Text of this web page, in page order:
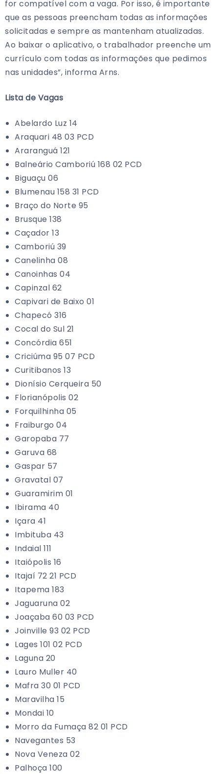
for compatível com a vaga. Por isso, é importante
que as pessoas preencham todas as informações
solicitadas e sempre as mantenham atualizadas.
Ao baixar o aplicativo, o trabalhador preenche um
currículo com todas as informações que pedimos
nas unidades”, informa Arns.
Lista de Vagas
Abelardo Luz 14
Araquari 48 03 PCD
Araranguá 121
Balneário Camboriú 168 02 PCD
Biguaçu 06
Blumenau 158 31 PCD
Braço do Norte 95
Brusque 138
Caçador 13
Camboriú 39
Canelinha 08
Canoinhas 04
Capinzal 62
Capivari de Baixo 01
Chapecó 316
Cocal do Sul 21
Concórdia 651
Criciúma 95 07 PCD
Curitibanos 13
Dionísio Cerqueira 50
Florianópolis 02
Forquilhinha 05
Fraiburgo 04
Garopaba 77
Garuva 68
Gaspar 57
Gravatal 07
Guaramirim 01
Ibirama 40
Içara 41
Imbituba 43
Indaial 111
Itaiópolis 16
Itajaí 72 21 PCD
Itapema 183
Jaguaruna 02
Joaçaba 60 03 PCD
Joinville 93 02 PCD
Lages 101 02 PCD
Laguna 20
Lauro Muller 40
Mafra 30 01 PCD
Maravilha 15
Mondai 10
Morro da Fumaça 82 01 PCD
Navegantes 53
Nova Veneza 02
Palhoça 100